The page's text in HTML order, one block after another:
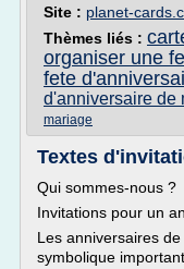
Site : planet-
Thèmes liés :
organiser une
fete
d'anniversaire de
mariage
Textes
Qui sommes-nous ?
Invitations pour un
Les anniversaires
symbolique